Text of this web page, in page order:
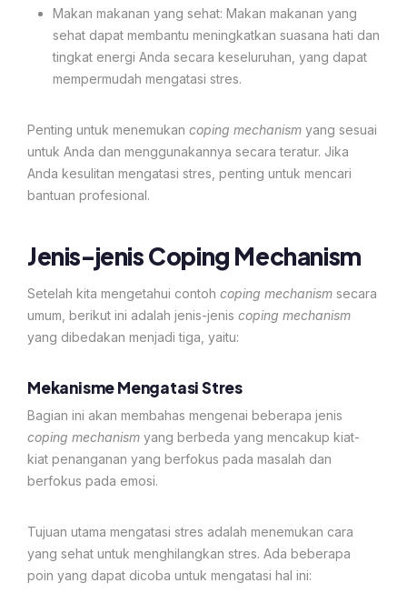
Makan makanan yang sehat: Makan makanan yang
sehat dapat membantu meningkatkan suasana hati dan
tingkat energi Anda secara keseluruhan, yang dapat
mempermudah mengatasi stres.
Penting untuk menemukan coping mechanism yang sesuai
untuk Anda dan menggunakannya secara teratur. Jika
Anda kesulitan mengatasi stres, penting untuk mencari
bantuan profesional.
Jenis-jenis Coping Mechanism
Setelah kita mengetahui contoh coping mechanism secara
umum, berikut ini adalah jenis-jenis coping mechanism
yang dibedakan menjadi tiga, yaitu:
Mekanisme Mengatasi Stres
Bagian ini akan membahas mengenai beberapa jenis
coping mechanism yang berbeda yang mencakup kiat-
kiat penanganan yang berfokus pada masalah dan
berfokus pada emosi.
Tujuan utama mengatasi stres adalah menemukan cara
yang sehat untuk menghilangkan stres. Ada beberapa
poin yang dapat dicoba untuk mengatasi hal ini: